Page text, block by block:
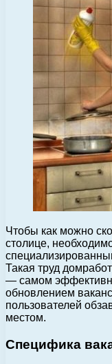
Чтобы как можно
столице,
Такая труд
— самом
обновлением
пользователей
местом.
Специфика